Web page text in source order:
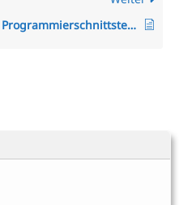
Wo finde ich eine allgemeine Programmierschnittstelle (Restful API/Rest-API) zum TimO-System?